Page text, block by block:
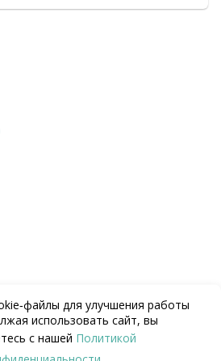
для улучшения работы
использовать сайт, вы
с нашей Политикой